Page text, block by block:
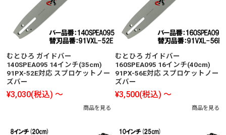
むとひろ ガイドバー
140SPEA095 14インチ(35cm)
91PX-52E対応 スプロケットノー
ズバー
¥3,030(税込) ～
商品を見る
むとひろ ガイドバー
160SPEA095 16インチ(40cm)
91PX-56E対応 スプロケットノー
ズバー
¥3,500(税込) ～
商品を見る